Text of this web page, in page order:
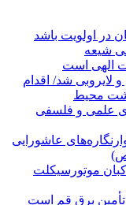
در اولویت باشد
شیعه
الهی است
و لایروبی شد/ اقدام
محیط
علمی و فلسفی
عاشورایی
موتورسیکلت
تأمین برق قم است